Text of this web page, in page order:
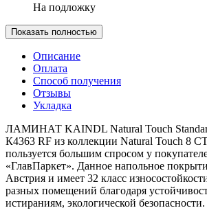
На подложку
Показать полностью
Описание
Оплата
Способ получения
Отзывы
Укладка
ЛАМИНАТ KAINDL Natural Touch
К4363 RF из коллекции Natural Touch
пользуется большим спросом у
«ГлавПаркет». Данное напольное
Австрия и имеет 32 класс
разных помещений благодаря
истираниям, экологической безопасности.